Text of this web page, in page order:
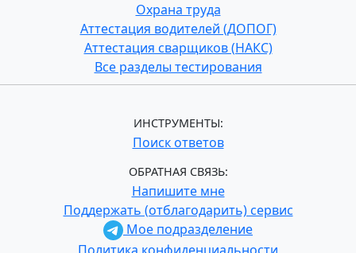
Охрана труда
Аттестация водителей (ДОПОГ)
Аттестация сварщиков (НАКС)
Все разделы тестирования
ИНСТРУМЕНТЫ:
Поиск ответов
ОБРАТНАЯ СВЯЗЬ:
Напишите мне
Поддержать (отблагодарить) сервис
Мое подразделение